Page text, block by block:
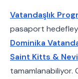
Vatandaşlık
pasaport
Dominika
Saint Kitts &
tamamlanabiliyor.